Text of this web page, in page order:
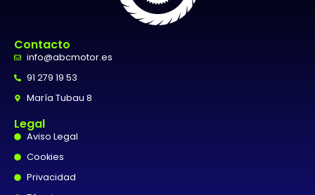
Contacto
info@abcmotor.es
91 279 19 53
María Tubau 8
Legal
Aviso Legal
Cookies
Privacidad